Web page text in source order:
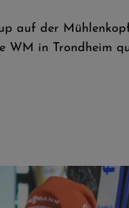
auf der
WM in Trondheim